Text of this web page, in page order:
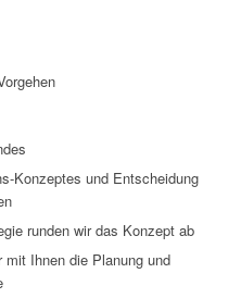
Konzeptes und Entscheidung
runden wir das Konzept ab
Ihnen die Planung und